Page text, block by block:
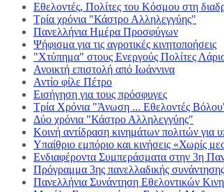
Εθελοντές, Πολίτες του Κόσμου στη
Τρία χρόνια "Κάστρο Αλληλεγγύης"
Πανελλήνια Ημέρα Προσφύγων
Ψήφισμα για τις αγροτικές κινητοποήσεις
"Χτύπημα" στους Ενεργούς Πολίτες
Ανοικτή επιστολή από Ιωάννινα
Αντίο φίλε Πέτρο
Εισήγηση για τους πρόσφυγες
Τρία Χρόνια "Άνωση ... Εθελοντές
Δύο χρόνια "Κάστρο Αλληλεγγύης"
Κοινή αντίδραση κινημάτων πολιτών για
Υπαίθριο εμπόριο και κινήσεις «Χωρίς
Ενδιαφέροντα Συμπεράσματα στην 3η
Πρόγραμμα 3ης πανελλαδικής συνάντησης
Πανελλήνια Συνάντηση Εθελοντικών